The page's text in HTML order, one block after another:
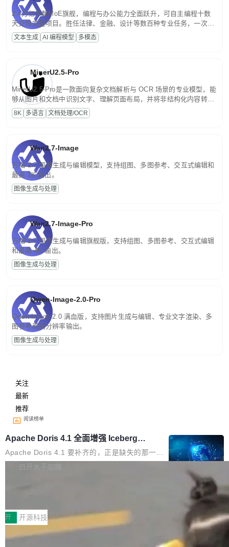
2.4万亿参数MoE旗舰，编程与办公能力全面跃升，可自主编程十数
天交付完整项目。胜任法律、金融、设计等数百种专业任务，一次对
话端到端交付生产级成果。原生视觉理解贯穿规划、执行与验证全流
程，支持超长文档与长视频的深度语义解析。长程任务中自主规划与
文本生成 AI 编程模型 多模态
MinerU2.5-Pro
MinerU2.5-Pro是一款面向复杂文档解析与 OCR 场景的专业模型，能
够从图片和文档中识别文字、理解页面布局，并将非结构化内容转换
为便于存储、检索和二次处理的结构化结果。
8K 多语言 文档处理/OCR
Wan2.7-Image
万相 2.7 图像生成与编辑模型，支持组图、多图参考、交互式编辑和
最高 2K 输出。
图像生成与处理
Wan2.7-Image-Pro
万相 2.7 图像生成与编辑旗舰版，支持组图、多图参考、交互式编辑
和最高 4K 输出。
图像生成与处理
Qwen-Image-2.0-Pro
Qwen-Image-2.0 满血版，支持图片生成与编辑、专业文字渲染、多
图参考和高分辨率输出。
图像生成与处理
关注
最新
推荐
阅读榜单
Apache Doris 4.1 全面增强 Iceberg：
支持 UPDATE、MERGE INTO 与 Iceb
erg V3
Apache Doris 4.1 要补齐的，正是缺失的那一
半。在已有查询能力的基础上，Doris 进一步支
常维护操作，并完整支持 Iceberg V3 格式。
白开水不加糖
村国家自主创新示范区会议中心开幕。本届大会
由中关村智联软件服务业质量创新联盟主办，以
“智构可信·质创未来——AI原生时代的质量新范
开 开源科技
让非法状态不可表示：一篇关于 ADT